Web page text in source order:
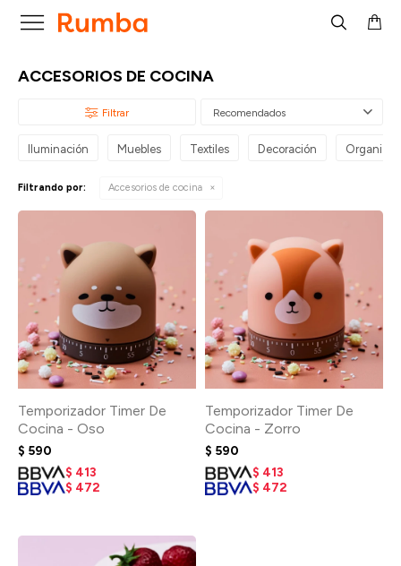

ACCESORIOS DE COCINA
Recomendados
Iluminación Muebles Textiles Decoración
Filtrando por: Accesorios de cocina
Temporizador Timer De
Cocina - Oso
$ 590
$ 413
$ 472
Temporizador Timer De
Cocina - Zorro
$ 590
$ 413
$ 472